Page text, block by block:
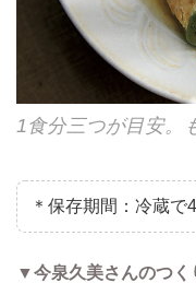
1食分三つが目安。
＊保存期間：冷蔵で
▼今泉久美さんのつく